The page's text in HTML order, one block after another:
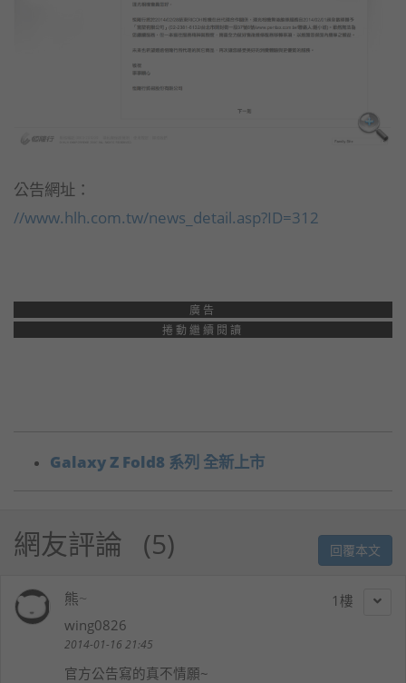
公告網址：
//www.hlh.com.tw/news_detail.asp?ID=312
廣告
捲動繼續閱讀
Galaxy Z Fold8 系列 全新上市
網友評論 5 回覆本文
1
熊~
wing0826
2014-01-16 21:45
官方公告寫的真不情願~